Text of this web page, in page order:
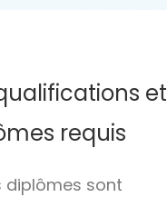
et
requis
diplômes sont